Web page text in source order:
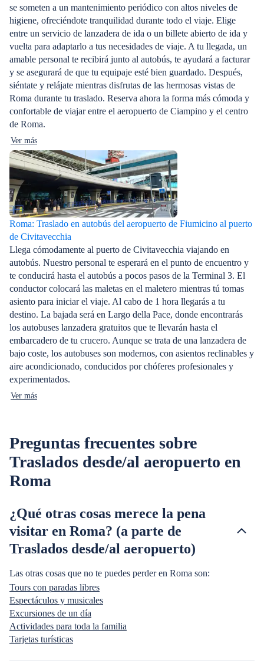
se someten a un mantenimiento periódico con altos niveles de
higiene, ofreciéndote tranquilidad durante todo el viaje. Elige
entre un servicio de lanzadera de ida o un billete abierto de ida y
vuelta para adaptarlo a tus necesidades de viaje. A tu llegada, un
amable personal te recibirá junto al autobús, te ayudará a facturar
y se asegurará de que tu equipaje esté bien guardado. Después,
siéntate y relájate mientras disfrutas de las hermosas vistas de
Roma durante tu traslado. Reserva ahora la forma más cómoda y
confortable de viajar entre el aeropuerto de Ciampino y el centro
de Roma.
Ver más
Roma: Traslado en autobús del aeropuerto de Fiumicino al puerto
de Civitavecchia
Llega cómodamente al puerto de Civitavecchia viajando en
autobús. Nuestro personal te esperará en el punto de encuentro y
te conducirá hasta el autobús a pocos pasos de la Terminal 3. El
conductor colocará las maletas en el maletero mientras tú tomas
asiento para iniciar el viaje. Al cabo de 1 hora llegarás a tu
destino. La bajada será en Largo della Pace, donde encontrarás
los autobuses lanzadera gratuitos que te llevarán hasta el
embarcadero de tu crucero. Aunque se trata de una lanzadera de
bajo coste, los autobuses son modernos, con asientos reclinables y
aire acondicionado, conducidos por chóferes profesionales y
experimentados.
Ver más
Preguntas frecuentes sobre
Traslados desde/al aeropuerto en
Roma
¿Qué otras cosas merece la pena
visitar en Roma? (a parte de
Traslados desde/al aeropuerto)
Las otras cosas que no te puedes perder en Roma son:
Tours con paradas libres
Espectáculos y musicales
Excursiones de un día
Actividades para toda la familia
Tarjetas turísticas